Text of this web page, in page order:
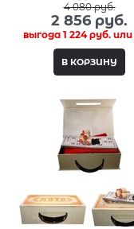
4 080 руб.
2 856 руб.
выгода 1 224 руб. или
В КОРЗИНУ